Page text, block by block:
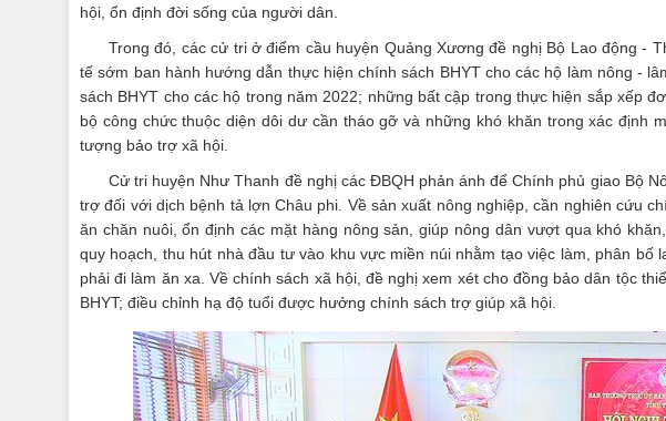
hội, ổn định đời sống của người dân.
Trong đó, các cử tri ở điểm cầu huyện Quảng Xương đề nghị Bộ Lao động -
tế sớm ban hành hướng dẫn thực hiện chính sách BHYT cho các hộ làm nông -
sách BHYT cho các hộ trong năm 2022; những bất cập trong thực hiện sắp xếp
bộ công chức thuộc diện dôi dư cần tháo gỡ và những khó khăn trong xác định
tượng bảo trợ xã hội.
Cử tri huyện Như Thanh đề nghị các ĐBQH phản ánh để Chính phủ giao Bộ
trợ đối với dịch bệnh tả lợn Châu phi. Về sản xuất nông nghiệp, cần nghiên cứu
ăn chăn nuôi, ổn định các mặt hàng nông sản, giúp nông dân vượt qua khó
quy hoạch, thu hút nhà đầu tư vào khu vực miền núi nhằm tạo việc làm, phân bố
phải đi làm ăn xa. Về chính sách xã hội, đề nghị xem xét cho đồng bảo dân tộc
BHYT; điều chỉnh hạ độ tuổi được hưởng chính sách trợ giúp xã hội.